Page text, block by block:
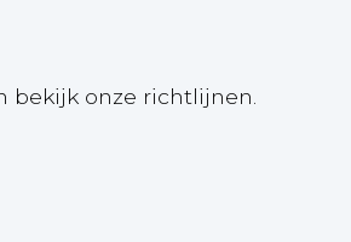
bekijk onze richtlijnen.